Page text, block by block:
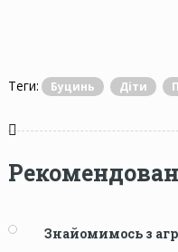
Теги: Буцинь Діти
Знайомимось з